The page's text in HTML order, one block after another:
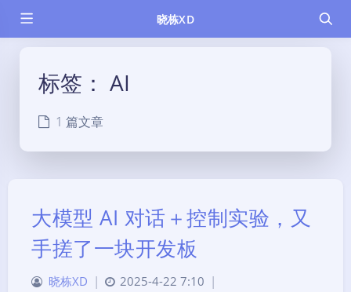
晓栋XD
标签： AI
1 篇文章
大模型 AI 对话＋控制实验，又
手搓了一块开发板
晓栋XD | 2025-4-22 7:10 |